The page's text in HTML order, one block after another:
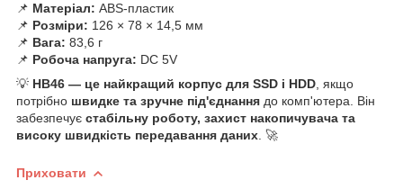
📌 Матеріал: ABS-пластик
📌 Розміри: 126 × 78 × 14,5 мм
📌 Вага: 83,6 г
📌 Робоча напруга: DC 5V
💡 HB46 — це найкращий корпус для SSD і HDD , якщо
потрібно швидке та зручне під'єднання до комп'ютера. Він
забезпечує стабільну роботу, захист накопичувача та
високу швидкість передавання даних . 🚀
Приховати